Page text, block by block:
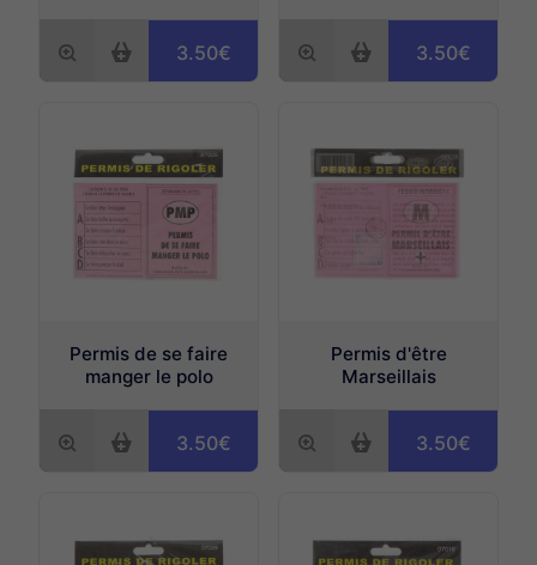
3.50€ 3.50€
Permis de se faire
manger le polo
3.50€
Permis d'être
Marseillais
3.50€